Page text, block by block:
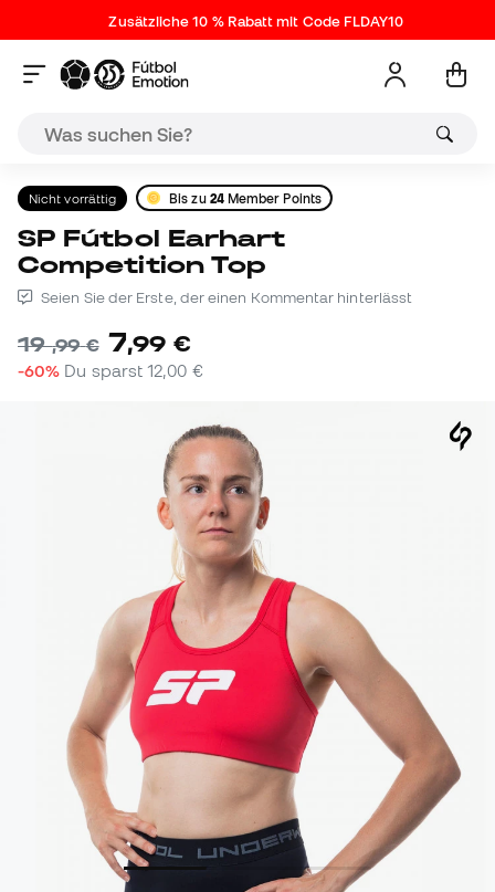
Zusätzliche 10 % Rabatt mit Code FLDAY10
Nicht vorrättig Bis zu 24Member Points
SP Fútbol Earhart
Competition Top
Seien Sie der Erste, der einen Kommentar hinterlässt
19,99 € 7,99 €
-60% Du sparst12,00 €